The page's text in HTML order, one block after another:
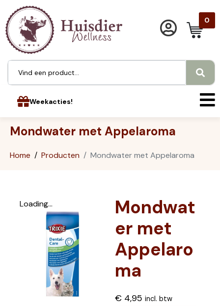
0
Weekacties!
Mondwater met Appelaroma
Home Producten Mondwater met Appelaroma
Loading...
Mondwat
er met
Appelaro
ma
€ 4,95 incl. btw